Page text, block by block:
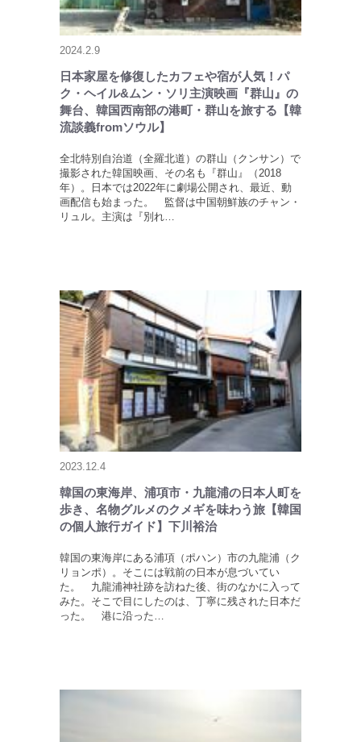
2024.2.9
日本家屋を修復したカフェや宿が人気！パ
ク・ヘイル&ムン・ソリ主演映画『群山』の
舞台、韓国西南部の港町・群山を旅する【韓
流談義fromソウル】
全北特別自治道（全羅北道）の群山（クンサン）で
撮影された韓国映画、その名も『群山』（2018
年）。日本では2022年に劇場公開され、最近、動
画配信も始まった。 監督は中国朝鮮族のチャン・
リュル。主演は『別れ…
2023.12.4
韓国の東海岸、浦項市・九龍浦の日本人町を
歩き、名物グルメのクメギを味わう旅【韓国
の個人旅行ガイド】下川裕治
韓国の東海岸にある浦項（ポハン）市の九龍浦（ク
リョンポ）。そこには戦前の日本が息づいてい
た。 九龍浦神社跡を訪ねた後、街のなかに入って
みた。そこで目にしたのは、丁寧に残された日本だ
った。 港に沿った…